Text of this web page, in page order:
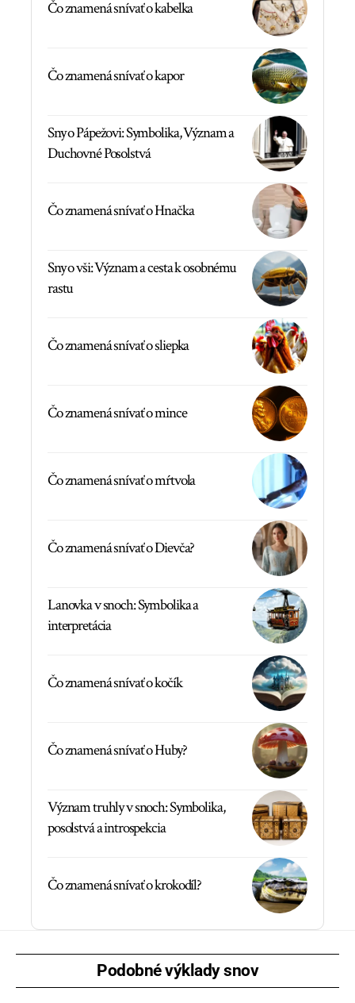
Čo znamená snívať o kabelka
Čo znamená snívať o kapor
Sny o Pápežovi: Symbolika, Význam a
Duchovné Posolstvá
Čo znamená snívať o Hnačka
Sny o vši: Význam a cesta k osobnému
rastu
Čo znamená snívať o sliepka
Čo znamená snívať o mince
Čo znamená snívať o mŕtvola
Čo znamená snívať o Dievča?
Lanovka v snoch: Symbolika a
interpretácia
Čo znamená snívať o kočík
Čo znamená snívať o Huby?
Význam truhly v snoch: Symbolika,
posolstvá a introspekcia
Čo znamená snívať o krokodíl?
Podobné výklady snov